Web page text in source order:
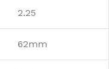
2.25
62mm